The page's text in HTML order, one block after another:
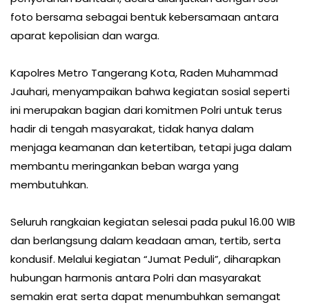
foto bersama sebagai bentuk kebersamaan antara
aparat kepolisian dan warga.
Kapolres Metro Tangerang Kota, Raden Muhammad
Jauhari, menyampaikan bahwa kegiatan sosial seperti
ini merupakan bagian dari komitmen Polri untuk terus
hadir di tengah masyarakat, tidak hanya dalam
menjaga keamanan dan ketertiban, tetapi juga dalam
membantu meringankan beban warga yang
membutuhkan.
Seluruh rangkaian kegiatan selesai pada pukul 16.00 WIB
dan berlangsung dalam keadaan aman, tertib, serta
kondusif. Melalui kegiatan “Jumat Peduli”, diharapkan
hubungan harmonis antara Polri dan masyarakat
semakin erat serta dapat menumbuhkan semangat